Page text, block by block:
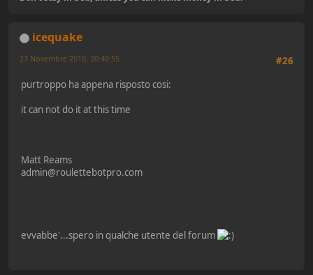
icequake
#26
27 Novembre 2010, 20:40:55
purtroppo ha appena risposto cosi:
it can not do it at this time
Matt Reams
admin@roulettebotpro.com
evvabbe'...spero in qualche utente del forum